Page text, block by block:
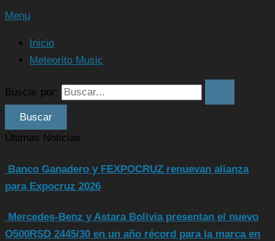
Menu
Inicio
Meteorito Music
Buscar por:
Últimas Noticias
Banco Ganadero y FEXPOCRUZ renuevan alianza
para Expocruz 2026
Mercedes-Benz y Astara Bolivia presentan el nuevo
O500RSD 2445/30 en un año récord para la marca en